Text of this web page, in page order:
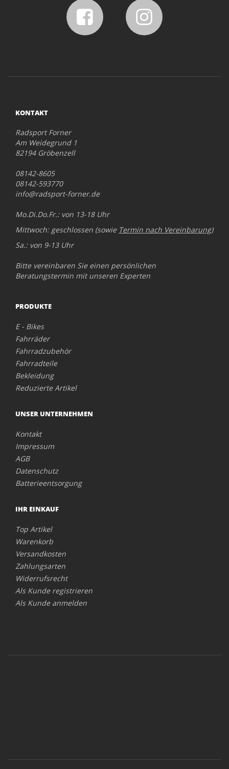
KONTAKT
Radsport Forner
Am Weidegrund 1
82194 Gröbenzell
08142-8605
08142-593770
info@radsport-forner.de
Mo.Di.Do.Fr.: von 13-18 Uhr
Mittwoch: geschlossen (sowie Termin nach Vereinbarung)
Sa.: von 9-13 Uhr
Bitte vereinbaren Sie einen persönlichen
Beratungstermin mit unseren Experten
PRODUKTE
E - Bikes
Fahrräder
Fahrradzubehör
Fahrradteile
Bekleidung
Reduzierte Artikel
UNSER UNTERNEHMEN
Kontakt
Impressum
AGB
Datenschutz
Batterieentsorgung
IHR EINKAUF
Top Artikel
Warenkorb
Versandkosten
Zahlungsarten
Widerrufsrecht
Als Kunde registrieren
Als Kunde anmelden